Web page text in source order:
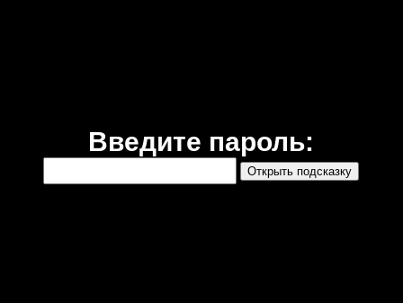
Введите пароль:
Открыть подсказку